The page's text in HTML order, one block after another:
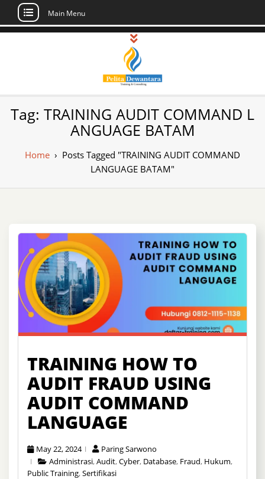
Skip
Main Menu
Pusat Pelatihan
dan Sertifikasi –
Daftar Training
Indonesia
Sertifikasi di Indonesia
Tag: TRAINING AUDIT COMMAND L
ANGUAGE BATAM
Home › Posts Tagged "TRAINING AUDIT COMMAND
LANGUAGE BATAM"
TRAINING HOW TO
AUDIT FRAUD USING
AUDIT COMMAND
LANGUAGE
May 22, 2024
Paring Sarwono
Administrasi,Audit,Cyber, Database, Fraud, Hukum,
Public Training,Sertifikasi